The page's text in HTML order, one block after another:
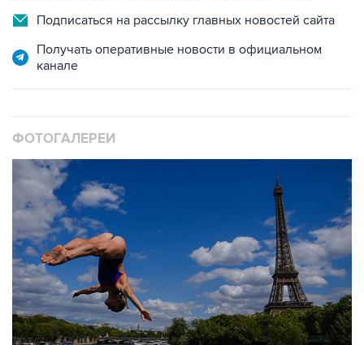
Подписаться на рассылку главных новостей сайта
Получать оперативные новости в официальном
канале
ФОТОГАЛЕРЕИ